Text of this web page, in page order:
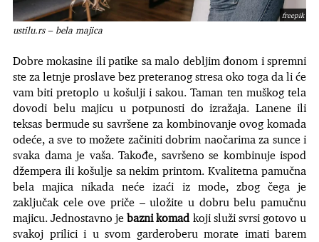
ustilu.rs – bela majica
freepik
Dobre mokasine ili patike sa malo debljim đonom i spremni
ste za letnje proslave bez preteranog stresa oko toga da li će
vam biti pretoplo u košulji i sakou. Taman ten muškog tela
dovodi belu majicu u potpunosti do izražaja. Lanene ili
teksas bermude su savršene za kombinovanje ovog komada
odeće, a sve to možete začiniti dobrim naočarima za sunce i
svaka dama je vaša. Takođe, savršeno se kombinuje ispod
džempera ili košulje sa nekim printom. Kvalitetna pamučna
bela majica nikada neće izaći iz mode, zbog čega je
zaključak cele ove priče – uložite u dobru belu pamučnu
majicu. Jednostavno jebazni komad koji služi svrsi gotovo u
svakoj prilici i u svom garderoberu morate imati barem